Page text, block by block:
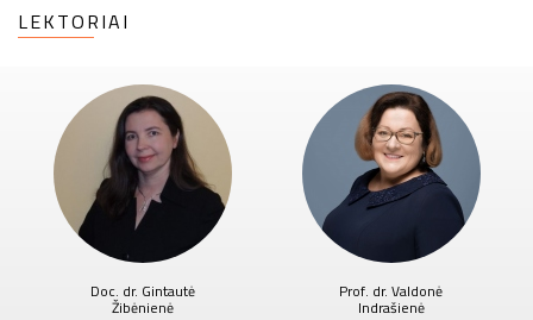
LEKTORIAI
Doc. dr. Gintautė
Žibėnienė
Prof. dr. Valdonė
Indrašienė